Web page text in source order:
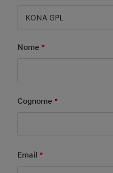
KONA GPL
Nome *Mandatory Field
Cognome *Mandatory Field
Email *Mandatory Field